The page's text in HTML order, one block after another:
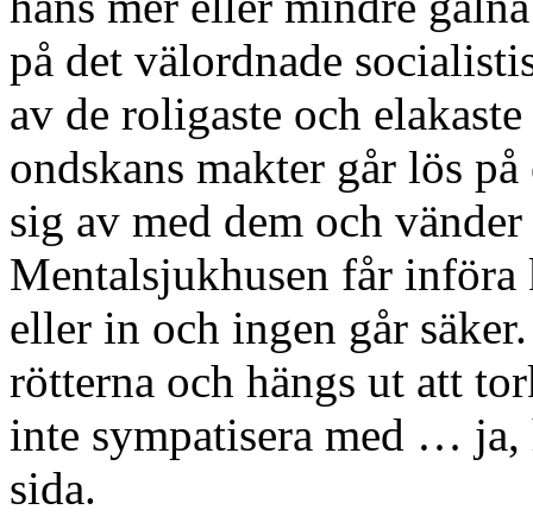
på det välordnade
av de roligaste och
ondskans makter går lös
sig av med dem och
Mentalsjukhusen får
eller in och ingen går
rötterna och hängs ut att
inte sympatisera med … ja,
sida.